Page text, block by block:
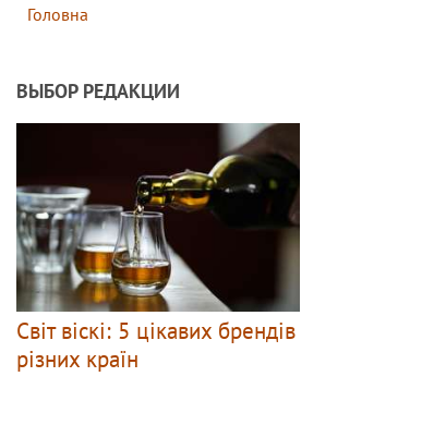
Головна
ВЫБОР РЕДАКЦИИ
Світ віскі: 5 цікавих брендів
різних країн